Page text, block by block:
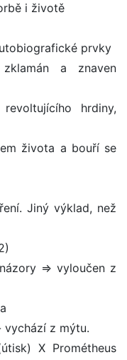
i životě
prvky
a znaven
hrdiny,
života a bouří se
Jiný výklad, než
=> vyloučen z
vychází z mýtu.
X Prométheus